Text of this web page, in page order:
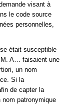
visant à
le code source
personnelles,
était susceptible
A… faisaient une
un nom
Si la
de capter la
nom patronymique